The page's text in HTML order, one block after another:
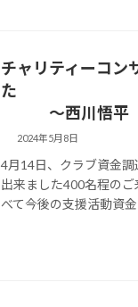
チャリティーコン
～西川悟平 ト
2024年5月8日
4月14日、クラブ資金
出来ました400名程の
べて今後の支援活動資